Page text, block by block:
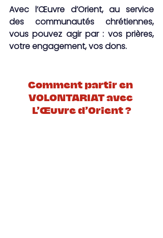
Avec l’Œuvre d’Orient, au service
des communautés chrétiennes,
vous pouvez agir par : vos prières,
votre engagement, vos dons.
Comment partir en
VOLONTARIAT avec
L’Œuvre d’Orient ?